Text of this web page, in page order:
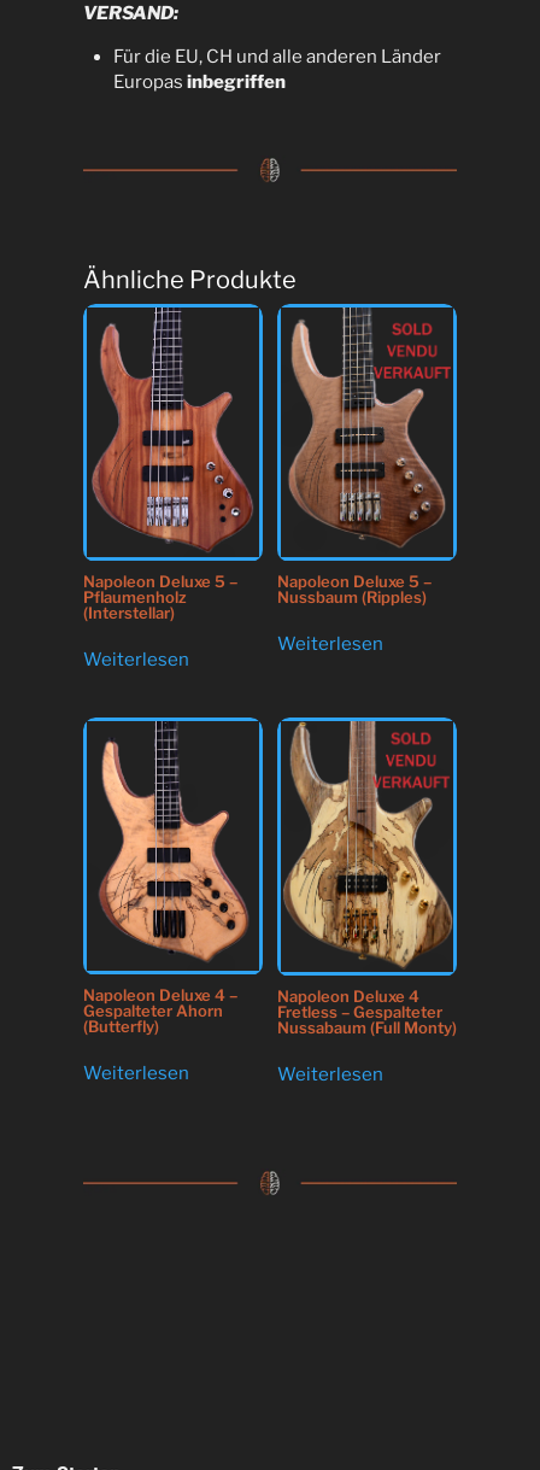
VERSAND:
Für die EU, CH und alle anderen Länder
Europas inbegriffen
Ähnliche Produkte
Napoleon Deluxe 5 –
Pflaumenholz
(Interstellar)
Weiterlesen
Napoleon Deluxe 5 –
Nussbaum (Ripples)
Weiterlesen
Napoleon Deluxe 4 –
Gespalteter Ahorn
(Butterfly)
Weiterlesen
Napoleon Deluxe 4
Fretless – Gespalteter
Nussabaum (Full Monty)
Weiterlesen